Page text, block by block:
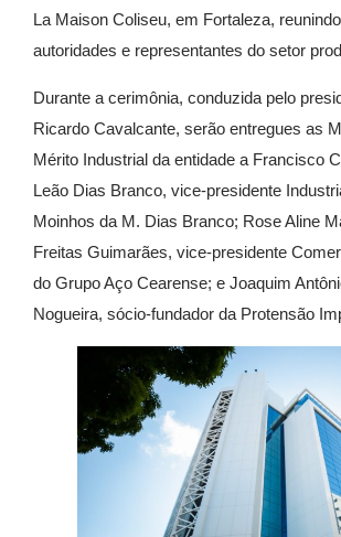
La Maison Coliseu, em Fortaleza,
autoridades e representantes do setor
Durante a cerimônia, conduzida pelo
Ricardo Cavalcante, serão entregues as
Mérito Industrial da entidade a Francisco
Leão Dias Branco, vice-presidente
Moinhos da M. Dias Branco; Rose Aline
Freitas Guimarães, vice-presidente
do Grupo Aço Cearense; e Joaquim
Nogueira, sócio-fundador da Protensão